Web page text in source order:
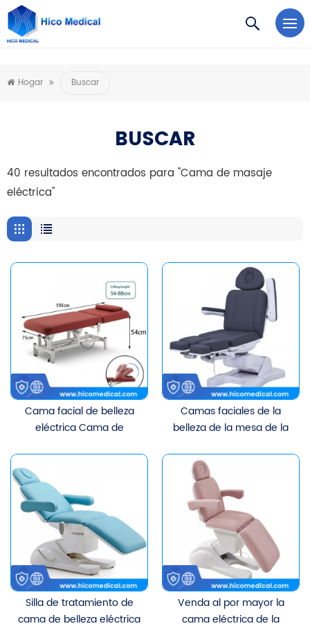
https://www.microsoft.com/en-us/microsoft-teams/log-in
Hogar Buscar
BUSCAR
40 resultados encontrados para "Cama de masaje
eléctrica"
Cama facial de belleza
eléctrica Cama de
Camas faciales de la
belleza de la mesa de la
cosmético eléctrico
Silla de tratamiento de
cama de belleza eléctrica
Venda al por mayor la
cama eléctrica de la